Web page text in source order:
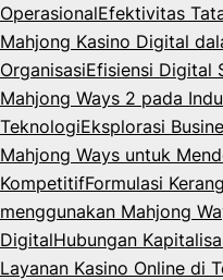
OperasionalEfektivitas
Mahjong Kasino Digital
OrganisasiEfisiensi Digital
Mahjong Ways 2 pada
TeknologiEksplorasi
Mahjong Ways untuk
KompetitifFormulasi
menggunakan Mahjong
DigitalHubungan
Layanan Kasino Online di